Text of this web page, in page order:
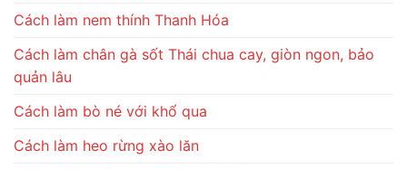
Cách làm nem thính Thanh Hóa
Cách làm chân gà sốt Thái chua cay, giòn ngon, bảo
quản lâu
Cách làm bò né với khổ qua
Cách làm heo rừng xào lăn